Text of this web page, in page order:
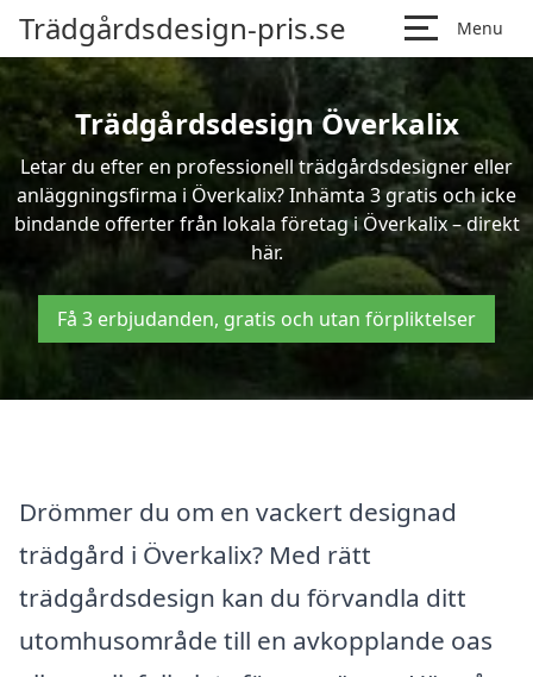
Trädgårdsdesign-pris.se Menu
Trädgårdsdesign Överkalix
Letar du efter en professionell trädgårdsdesigner eller
anläggningsfirma i Överkalix? Inhämta 3 gratis och icke
bindande offerter från lokala företag i Överkalix – direkt
här.
Få 3 erbjudanden, gratis och utan förpliktelser
Drömmer du om en vackert designad
trädgård i Överkalix? Med rätt
trädgårdsdesign kan du förvandla ditt
utomhusområde till en avkopplande oas